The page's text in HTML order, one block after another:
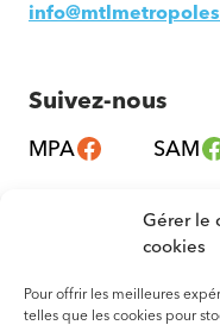
Gérer le
cookies
Pour offrir les meilleures
telles que les cookies pour
Suivez-nous
MPA SAM